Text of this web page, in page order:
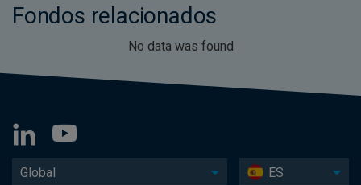
Fondos relacionados
No data was found
Global ES